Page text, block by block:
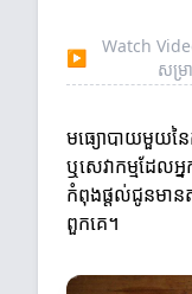
▶
Watch
សម្រ
មធ្យោបាយមួយនៃ
ឬសេវាកម្មដែលអ្
កំពុងផ្តល់ជូនមាន
ពួកគេ។